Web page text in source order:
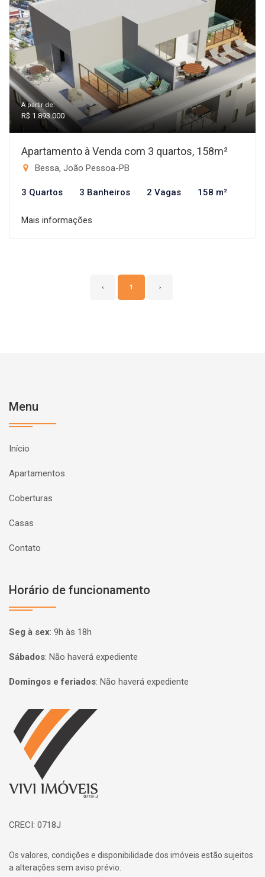
A partir de:
R$ 1.893.000
Apartamento à Venda com 3 quartos, 158m²
Bessa, João Pessoa-PB
3 Quartos 3 Banheiros 2 Vagas 158 m²
Mais informações
‹ 1 ›
Menu
Início
Apartamentos
Coberturas
Casas
Contato
Horário de funcionamento
Seg à sex: 9h às 18h
Sábados: Não haverá expediente
Domingos e feriados: Não haverá expediente
Página inicial
CRECI: 0718J
Os valores, condições e disponibilidade dos imóveis estão sujeitos
a alterações sem aviso prévio.